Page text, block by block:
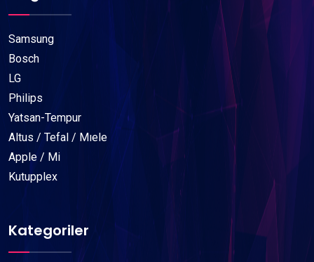
Samsung
Bosch
LG
Philips
Yatsan-Tempur
Altus / Tefal / Mıele
Apple / Mi
Kutupplex
Kategoriler